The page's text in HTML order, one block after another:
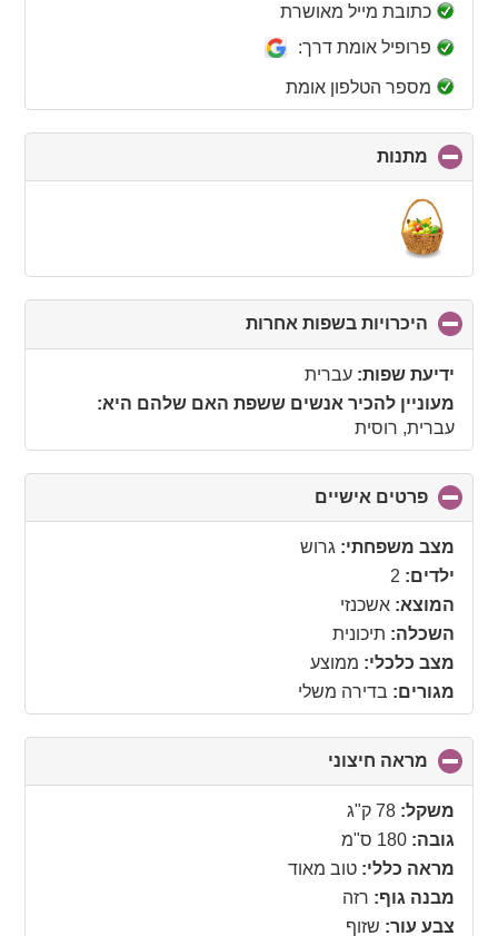
כתובת מייל מאושרת
פרופיל אומת דרך:
מספר הטלפון אומת
מתנות
to
היכרויות בשפות אחרות
to
ידיעת שפות: עברית
מעוניין להכיר אנשים ששפת האם שלהם היא:
עברית, רוסית
פרטים אישיים
to
collapse
מצב משפחתי: גרוש
ילדים: 2
המוצא: אשכנזי
השכלה: תיכונית
מצב כלכלי: ממוצע
מגורים: בדירה משלי
מראה חיצוני
to
משקל: 78 ק"ג
גובה: 180 ס"מ
מראה כללי: טוב מאוד
מבנה גוף: רזה
צבע עור: שזוף